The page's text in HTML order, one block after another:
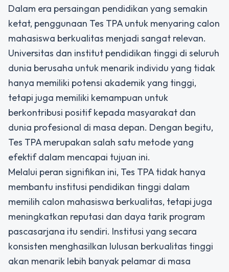
Dalam era persaingan pendidikan yang semakin
ketat, penggunaan Tes TPA untuk menyaring calon
mahasiswa berkualitas menjadi sangat relevan.
Universitas dan institut pendidikan tinggi di seluruh
dunia berusaha untuk menarik individu yang tidak
hanya memiliki potensi akademik yang tinggi,
tetapi juga memiliki kemampuan untuk
berkontribusi positif kepada masyarakat dan
dunia profesional di masa depan. Dengan begitu,
Tes TPA merupakan salah satu metode yang
efektif dalam mencapai tujuan ini.
Melalui peran signifikan ini, Tes TPA tidak hanya
membantu institusi pendidikan tinggi dalam
memilih calon mahasiswa berkualitas, tetapi juga
meningkatkan reputasi dan daya tarik program
pascasarjana itu sendiri. Institusi yang secara
konsisten menghasilkan lulusan berkualitas tinggi
akan menarik lebih banyak pelamar di masa